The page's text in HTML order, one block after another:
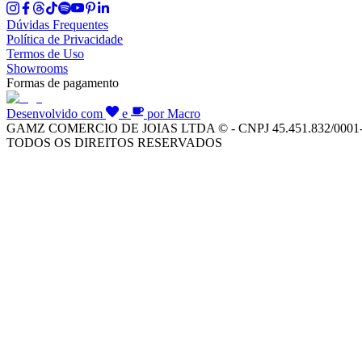
Dúvidas Frequentes
Política de Privacidade
Termos de Uso
Showrooms
Formas de pagamento
Desenvolvido com e
por Macro
GAMZ COMERCIO DE JOIAS LTDA © - CNPJ 45.451.832/
TODOS OS DIREITOS RESERVADOS